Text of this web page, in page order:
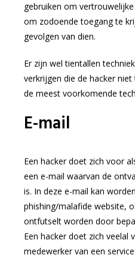
gebruiken om
om zodoende toegang te
gevolgen van dien.
Er zijn wel tientallen
verkrijgen die de hacker
de meest voorkomende
E-mail
Een hacker doet zich voor
een e-mail waarvan de
is. In deze e-mail kan
phishing/malafide website,
ontfutselt worden door
Een hacker doet zich veelal
medewerker van een